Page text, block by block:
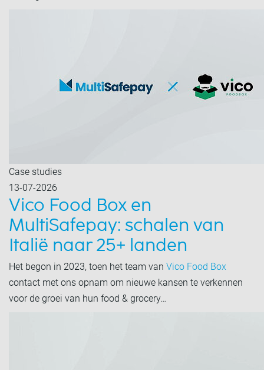
Case studies
13-07-2026
Vico Food Box en
MultiSafepay: schalen van
Italië naar 25+ landen
Het begon in 2023, toen het team van Vico Food Box
contact met ons opnam om nieuwe kansen te verkennen
voor de groei van hun food & grocery…